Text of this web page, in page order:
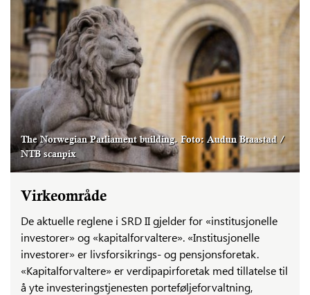
The Norwegian Parliament building. Foto: Audun Braastad /
NTB scanpix
Virkeområde
De aktuelle reglene i SRD II gjelder for «institusjonelle
investorer» og «kapitalforvaltere». «Institusjonelle
investorer» er livsforsikrings- og pensjonsforetak.
«Kapitalforvaltere» er verdipapirforetak med tillatelse til
å yte investeringstjenesten porteføljeforvaltning,